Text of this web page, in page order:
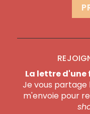
La lettre d'une
Je vous partage
m'envoie pour